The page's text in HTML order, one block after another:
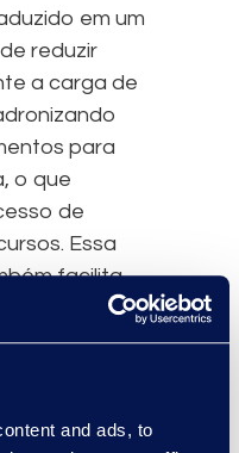
and ads, to
em um
reduzir
a carga de
para
o que
de
Essa
facilita
consistente,
idioma
assim a